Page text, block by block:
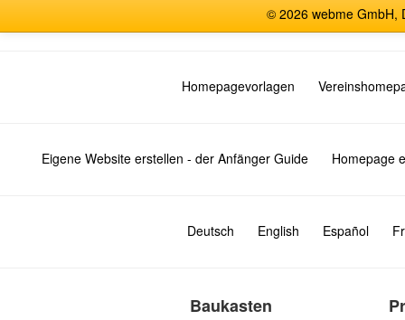
© 2026 webme GmbH,
Homepagevorlagen
Eigene Website erstellen - der Anfänger Guide Homepage
Deutsch English Español
Baukasten